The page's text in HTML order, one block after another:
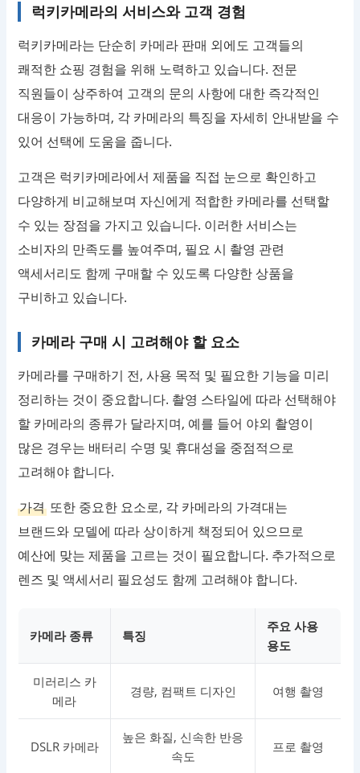
럭키카메라의 서비스와 고객 경험
럭키카메라는 단순히 카메라 판매 외에도 고객들의
쾌적한 쇼핑 경험을 위해 노력하고 있습니다. 전문
직원들이 상주하여 고객의 문의 사항에 대한 즉각적인
대응이 가능하며, 각 카메라의 특징을 자세히 안내받을 수
있어 선택에 도움을 줍니다.
고객은 럭키카메라에서 제품을 직접 눈으로 확인하고
다양하게 비교해보며 자신에게 적합한 카메라를 선택할
수 있는 장점을 가지고 있습니다. 이러한 서비스는
소비자의 만족도를 높여주며, 필요 시 촬영 관련
액세서리도 함께 구매할 수 있도록 다양한 상품을
구비하고 있습니다.
카메라 구매 시 고려해야 할 요소
카메라를 구매하기 전, 사용 목적 및 필요한 기능을 미리
정리하는 것이 중요합니다. 촬영 스타일에 따라 선택해야
할 카메라의 종류가 달라지며, 예를 들어 야외 촬영이
많은 경우는 배터리 수명 및 휴대성을 중점적으로
고려해야 합니다.
가격 또한 중요한 요소로, 각 카메라의 가격대는
브랜드와 모델에 따라 상이하게 책정되어 있으므로
예산에 맞는 제품을 고르는 것이 필요합니다. 추가적으로
렌즈 및 액세서리 필요성도 함께 고려해야 합니다.
카메라 종류 특징
주요 사용
용도
미러리스 카
메라
경량, 컴팩트 디자인 여행 촬영
DSLR 카메라
높은 화질, 신속한 반응
속도
프로 촬영